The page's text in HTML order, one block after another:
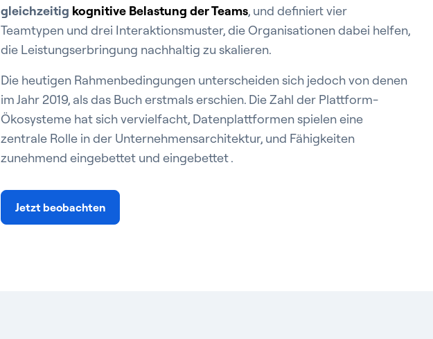
gleichzeitig kognitive Belastung der Teams, und definiert vier
Teamtypen und drei Interaktionsmuster, die Organisationen dabei helfen,
die Leistungserbringung nachhaltig zu skalieren.
Die heutigen Rahmenbedingungen unterscheiden sich jedoch von denen
im Jahr 2019, als das Buch erstmals erschien. Die Zahl der Plattform-
Ökosysteme hat sich vervielfacht, Datenplattformen spielen eine
zentrale Rolle in der Unternehmensarchitektur, und Fähigkeiten
zunehmend eingebettet und eingebettet .
Jetzt beobachten